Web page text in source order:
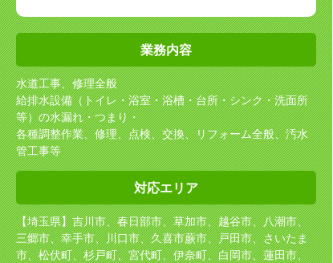
業務内容
水道工事、修理全般
給排水設備（トイレ・浴室・浴槽・台所・シンク・洗面所
等）の水漏れ・つまり・
各種調整作業、修理、点検、交換、リフォーム全般、汚水
管工事等
対応エリア
【埼玉県】吉川市、春日部市、草加市、越谷市、八潮市、
三郷市、幸手市、川口市、久喜市蕨市、戸田市、さいたま
市、松伏町、杉戸町、宮代町、伊奈町、白岡市、蓮田市、